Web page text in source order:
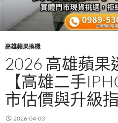
高雄蘋果換機
2026 高雄蘋果
【高雄二手
市估價與升級
2026-04-03